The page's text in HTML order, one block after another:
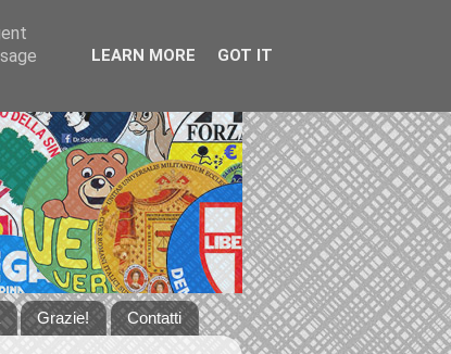
Grazie! Contatti
LEARN MORE GOT IT